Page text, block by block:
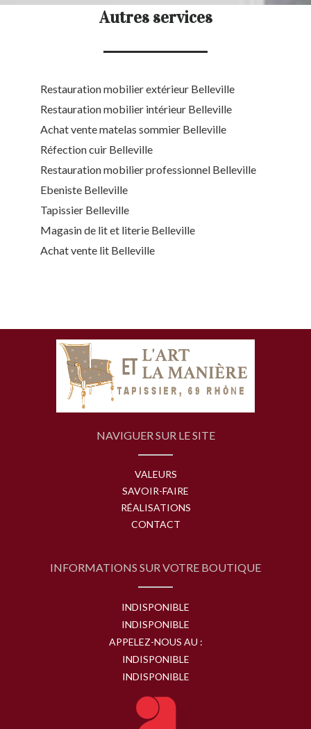
Autres services
Restauration mobilier extérieur Belleville
Restauration mobilier intérieur Belleville
Achat vente matelas sommier Belleville
Réfection cuir Belleville
Restauration mobilier professionnel Belleville
Ebeniste Belleville
Tapissier Belleville
Magasin de lit et literie Belleville
Achat vente lit Belleville
NAVIGUER SUR LE SITE
VALEURS
SAVOIR-FAIRE
RÉALISATIONS
CONTACT
INFORMATIONS SUR VOTRE BOUTIQUE
INDISPONIBLE
INDISPONIBLE
APPELEZ-NOUS AU :
INDISPONIBLE
INDISPONIBLE